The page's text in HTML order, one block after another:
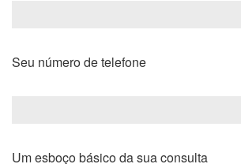
Seu número de telefone
Um esboço básico da sua consulta